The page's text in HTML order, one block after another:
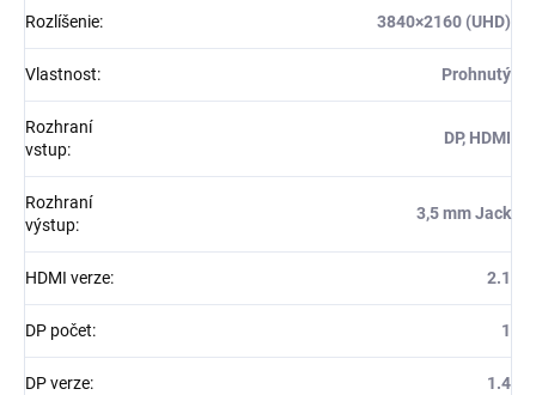
Rozlíšenie: 3840×2160 (UHD)
Vlastnost: Prohnutý
Rozhraní
vstup:
DP, HDMI
Rozhraní
výstup:
3,5 mm Jack
HDMI verze: 2.1
DP počet: 1
DP verze: 1.4